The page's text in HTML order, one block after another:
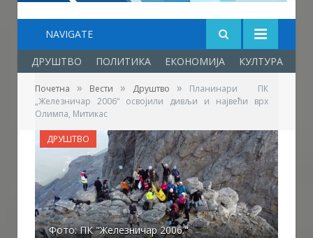
NAVIGATE
ДРУШТВО ПОЛИТИКА ЕКОНОМИЈА КУЛТУРА
Почетна » Вести » Друштво »
Планинари ПК
„Железничар 2006“ освојили дивљи и највећи врх
Олимпа, Митикас
Фото: ПК "Железничар 2006."
ДРУШТВО